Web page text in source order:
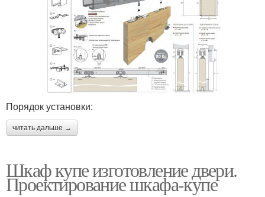
Порядок установки:
читать дальше →
Шкаф купе изготовление двери.
Проектирование шкафа-купе